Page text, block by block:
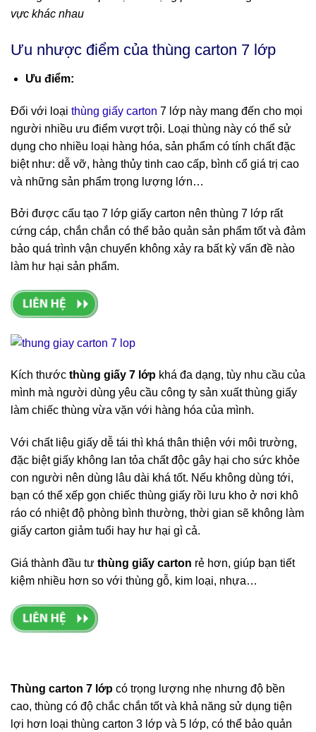
vực khác nhau
Ưu nhược điểm của thùng carton 7 lớp
Ưu điểm:
Đối với loại thùng giấy carton 7 lớp này mang đến cho mọi
người nhiều ưu điểm vượt trội. Loại thùng này có thể sử
dụng cho nhiều loại hàng hóa, sản phẩm có tính chất đặc
biệt như: dễ vỡ, hàng thủy tinh cao cấp, bình cổ giá trị cao
và những sản phẩm trọng lượng lớn…
Bởi được cấu tạo 7 lớp giấy carton nên thùng 7 lớp rất
cứng cáp, chắn chắn có thể bảo quản sản phẩm tốt và đảm
bảo quá trình vận chuyển không xảy ra bất kỳ vấn đề nào
làm hư hại sản phẩm.
Kích thước thùng giấy 7 lớp khá đa dạng, tùy nhu cầu của
mình mà người dùng yêu cầu công ty sản xuất thùng giấy
làm chiếc thùng vừa vặn với hàng hóa của mình.
Với chất liệu giấy dễ tái thì khá thân thiện với môi trường,
đặc biệt giấy không lan tỏa chất độc gây hại cho sức khỏe
con người nên dùng lâu dài khá tốt. Nếu không dùng tới,
bạn có thể xếp gọn chiếc thùng giấy rồi lưu kho ở nơi khô
ráo có nhiệt độ phòng bình thường, thời gian sẽ không làm
giấy carton giảm tuổi hay hư hại gì cả.
Giá thành đầu tư thùng giấy carton rẻ hơn, giúp bạn tiết
kiệm nhiều hơn so với thùng gỗ, kim loại, nhựa…
Thùng carton 7 lớp có trọng lượng nhẹ nhưng độ bền
cao, thùng có độ chắc chắn tốt và khả năng sử dụng tiện
lợi hơn loại thùng carton 3 lớp và 5 lớp, có thể bảo quản